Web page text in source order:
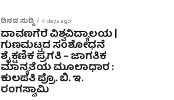
ದಿನದ ಸುದ್ದಿ 4 days ago
ದಾವಣಗೆರೆ ವಿಶ್ವವಿದ್ಯಾಲಯ |
ಗುಣಮಟ್ಟದ ಸಂಶೋಧನೆ
ಶೈಕ್ಷಣಿಕ ಪ್ರಗತಿ – ಜಾಗತಿಕ
ಮಾನ್ಯತೆಯ ಮೂಲಾಧಾರ :
ಕುಲಪತಿ ಪ್ರೊ. ಬಿ. ಇ.
ರಂಗಸ್ವಾಮಿ